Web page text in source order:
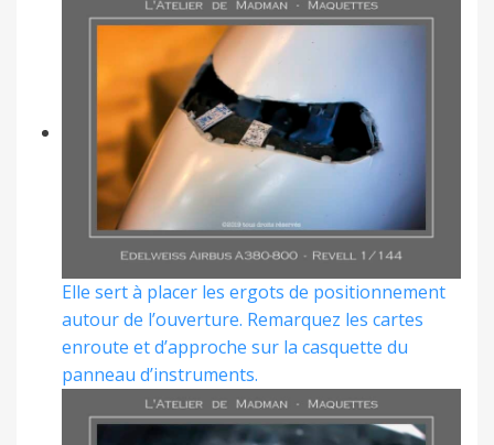
Elle sert à placer les ergots de positionnement
autour de l’ouverture. Remarquez les cartes
enroute et d’approche sur la casquette du
panneau d’instruments.